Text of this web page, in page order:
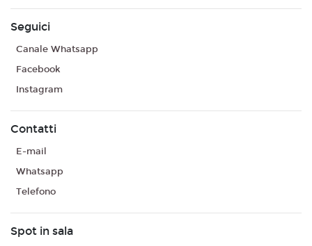
Seguici
Canale Whatsapp
Facebook
Instagram
Contatti
E-mail
Whatsapp
Telefono
Spot in sala